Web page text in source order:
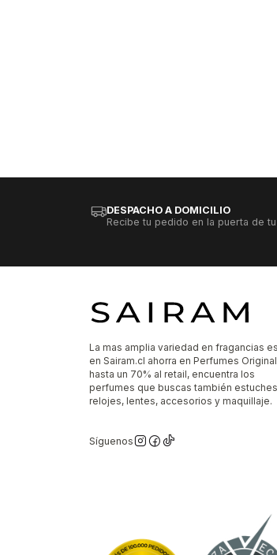
DESPACHO A DOMICILIO
Recibe tu pedido en la puerta de
La mas amplia variedad en fragancias
en Sairam.cl ahorra en Perfumes
hasta un 70% al retail, encuentra los
perfumes que buscas también
relojes, lentes, accesorios y maquillaje.
Síguenos